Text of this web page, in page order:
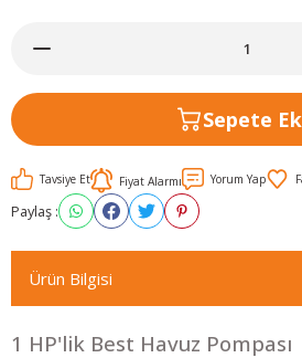
Sepete
Tavsiye Et Fiyat Alarmı Yorum Yap
Paylaş :
Ürün Bilgisi
1 HP'lik Best Havuz Pompası